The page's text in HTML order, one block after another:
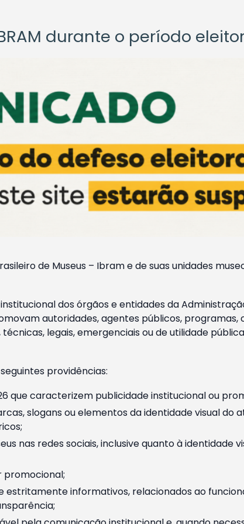
durante o período
de Museus – Ibram e de suas unidades
dos órgãos e entidades da
autoridades, agentes públicos, programas,
legais, emergenciais ou de utilidade
providências:
que caracterizem publicidade institucional ou
slogans ou elementos da identidade visual do
nas redes sociais, inclusive quanto à identidade
promocional;
informativos, relacionados ao